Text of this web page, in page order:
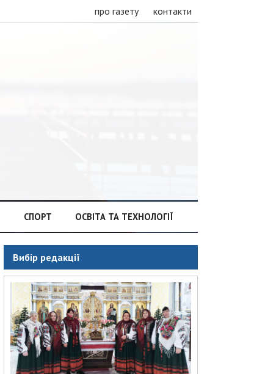
про газету контакти
СПОРТ ОСВІТА ТА ТЕХНОЛОГІЇ
Вибір редакції